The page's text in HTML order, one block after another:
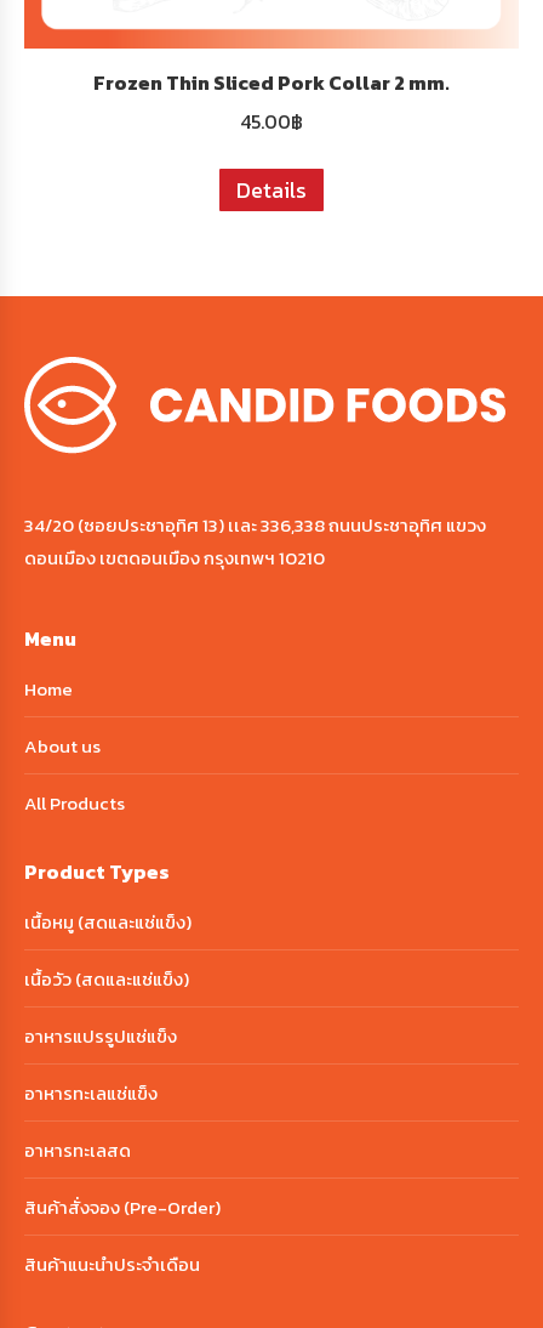
Frozen Thin Sliced Pork Collar ​​2 mm.
45.00฿
Details
34/20 (ซอยประชาอุทิศ 13) เเละ 336,338 ถนนประชาอุทิศ แขวง
ดอนเมือง เขตดอนเมือง กรุงเทพฯ 10210
Menu
Home
About us
All Products
Product Types
เนื้อหมู (สดและแช่แข็ง)
เนื้อวัว (สดและแช่แข็ง)
อาหารแปรรูปแช่แข็ง
อาหารทะเลแช่แข็ง
อาหารทะเลสด
สินค้าสั่งจอง (Pre-Order)
สินค้าแนะนำประจำเดือน